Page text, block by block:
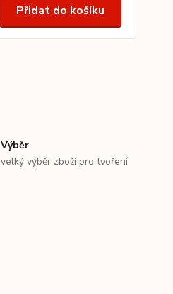
Přidat do košíku
Výběr
velký výběr zboží pro tvoření